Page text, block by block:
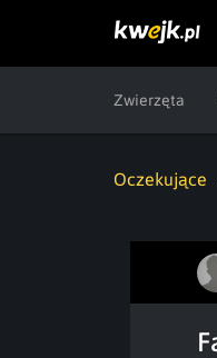
Zwierzęta
Oczekujące